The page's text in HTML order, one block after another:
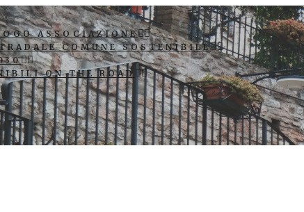
ASSOCIAZIONE
COMUNE SOSTENIBILE
ON THE ROAD